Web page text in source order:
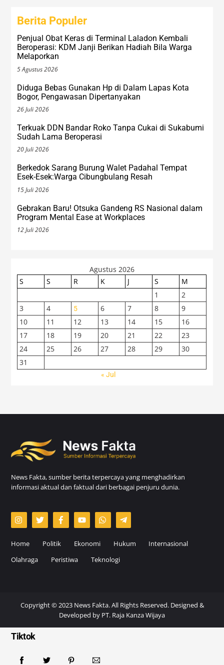
Berita Populer
Penjual Obat Keras di Terminal Laladon Kembali
Beroperasi: KDM Janji Berikan Hadiah Bila Warga
Melaporkan
5 Agustus 2026
Diduga Bebas Gunakan Hp di Dalam Lapas Kota
Bogor, Pengawasan Dipertanyakan
26 Juli 2026
Terkuak DDN Bandar Roko Tanpa Cukai di Sukabumi
Sudah Lama Beroperasi
20 Juli 2026
Berkedok Sarang Burung Walet Padahal Tempat
Esek-Esek:Warga Cibungbulang Resah
15 Juli 2026
Gebrakan Baru! Otsuka Gandeng RS Nasional dalam
Program Mental Ease at Workplaces
12 Juli 2026
Agustus 2026
S
S R K J S
M
1
2
3
4 5 6 7 8
9
10
11 12 13 14 15
16
17
18 19 20 21 22
23
24
25 26 27 28 29
30
31
« Jul
News Fakta, sumber berita terpercaya yang menghadirkan
informasi aktual dan faktual dari berbagai penjuru dunia.
Home Politik Ekonomi Hukum
Internasional
Olahraga
Peristiwa Teknologi
Copyright © 2023 News Fakta. All Rights Reserved. Designed &
Developed by PT. Raja Kanza Wijaya
Tiktok